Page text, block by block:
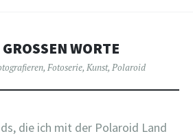
WORTE
, Fotoserie, Kunst, Polaroid
die ich mit der Polaroid Land